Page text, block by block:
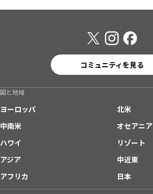
コミュニティを見る
国と地域
ヨーロッパ
北米
中南米
オセアニア
ハワイ
リゾート
アジア
中近東
アフリカ
日本